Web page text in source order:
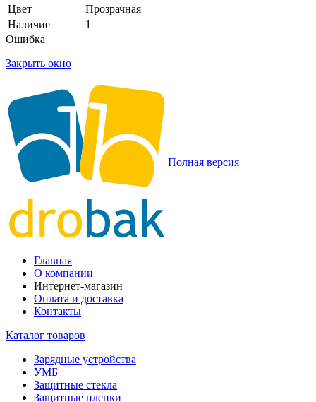
Цвет
Прозрачная
Наличие
1
Ошибка
Закрыть окно
Полная версия
Главная
О компании
Интернет-магазин
Оплата и доставка
Контакты
Каталог товаров
Зарядные устройства
УМБ
Защитные стекла
Защитные пленки